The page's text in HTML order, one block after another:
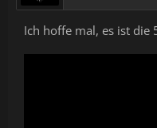
Ich hoffe mal, es ist die